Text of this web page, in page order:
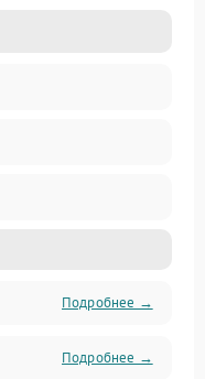
Подробнее →
Подробнее →